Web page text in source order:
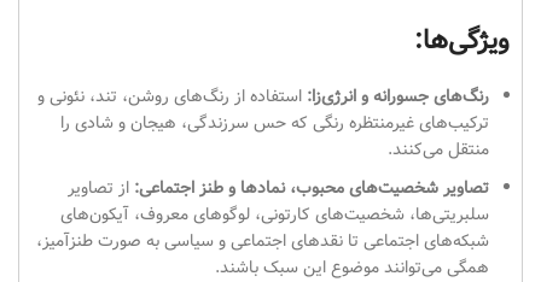
ویژگی‌ها:
رنگ‌های جسورانه و انرژی‌زا: استفاده از رنگ‌های روشن، تند، نئونی و
ترکیب‌های غیرمنتظره رنگی که حس سرزندگی، هیجان و شادی را
منتقل می‌کنند.
تصاویر شخصیت‌های محبوب، نمادها و طنز اجتماعی: از تصاویر
سلبریتی‌ها، شخصیت‌های کارتونی، لوگوهای معروف، آیکون‌های
شبکه‌های اجتماعی تا نقدهای اجتماعی و سیاسی به صورت طنزآمیز،
همگی می‌توانند موضوع این سبک باشند.